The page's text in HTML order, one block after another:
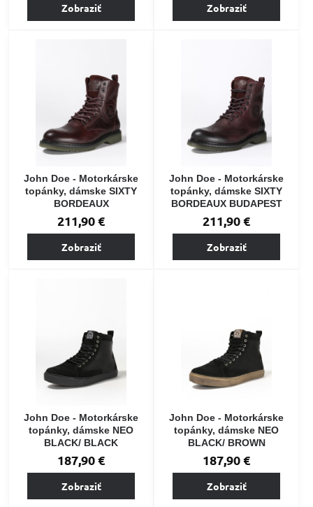
Zobraziť Zobraziť
John Doe - Motorkárske
topánky, dámske SIXTY
BORDEAUX
211,90 €
Zobraziť
John Doe - Motorkárske
topánky, dámske SIXTY
BORDEAUX BUDAPEST
211,90 €
Zobraziť
John Doe - Motorkárske
topánky, dámske NEO
BLACK/ BLACK
187,90 €
Zobraziť
John Doe - Motorkárske
topánky, dámske NEO
BLACK/ BROWN
187,90 €
Zobraziť